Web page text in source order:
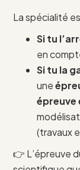
La spécialité
Si tu
en
Si tu la
une
épreuve
(travaux
👉 L’épreuve